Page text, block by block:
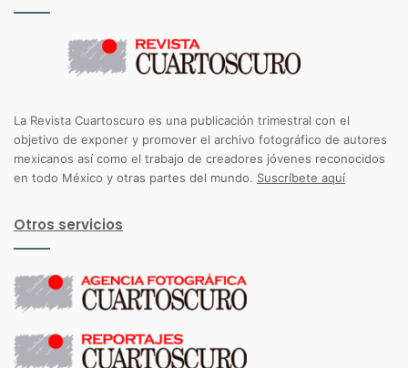
La Revista Cuartoscuro es una publicación trimestral con el
objetivo de exponer y promover el archivo fotográfico de autores
mexicanos así como el trabajo de creadores jóvenes reconocidos
en todo México y otras partes del mundo. Suscríbete aquí
Otros servicios